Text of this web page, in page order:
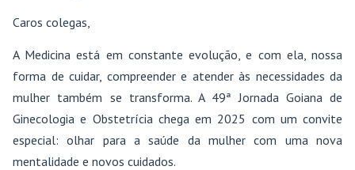
Caros colegas,
A Medicina está em constante evolução, e com ela, nossa
forma de cuidar, compreender e atender às necessidades da
mulher também se transforma. A 49ª Jornada Goiana de
Ginecologia e Obstetrícia chega em 2025 com um convite
especial: olhar para a saúde da mulher com uma nova
mentalidade e novos cuidados.